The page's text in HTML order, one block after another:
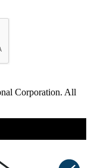
Corporation. All